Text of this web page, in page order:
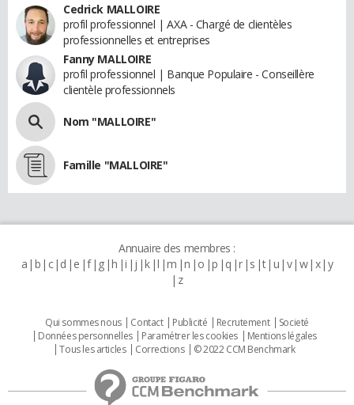
Cedrick MALLOIRE
profil professionnel | AXA - Chargé de clientèles
professionnelles et entreprises
Fanny MALLOIRE
profil professionnel | Banque Populaire - Conseillère
clientèle professionnels
Nom "MALLOIRE"
Famille "MALLOIRE"
Annuaire des membres :
a b c d e f g h i j k l m n o p q r s t u v w x y
z
Qui sommes nous Contact Publicité Recrutement
Societé
Données personnelles
Paramétrer les cookies
Mentions légales
Tous les articles
Corrections © 2022 CCM Benchmark